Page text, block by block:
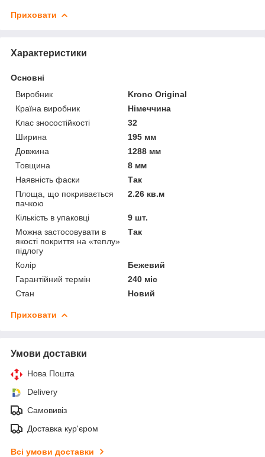
Приховати
Характеристики
Основні
Виробник
Krono Original
Країна виробник
Німеччина
Клас зносостійкості
32
Ширина
195 мм
Довжина
1288 мм
Товщина
8 мм
Наявність фаски
Так
Площа, що покривається
пачкою
2.26 кв.м
Кількість в упаковці
9 шт.
Можна застосовувати в
якості покриття на «теплу»
підлогу
Так
Колір
Бежевий
Гарантійний термін
240 міс
Стан
Новий
Приховати
Умови доставки
Нова Пошта
Delivery
Самовивіз
Доставка кур'єром
Всі умови доставки